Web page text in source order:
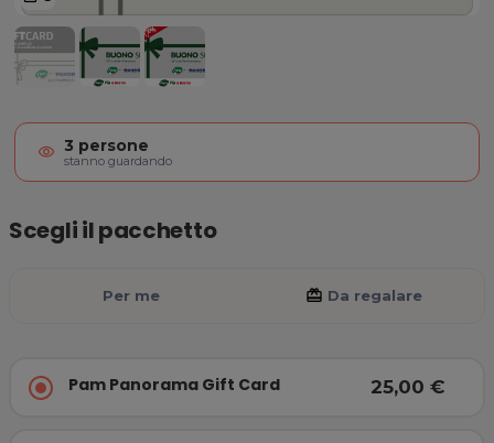
Pam Panorama Gift Card
visibility 3 persone
stanno guardando
Pam Panorama Gift Card 25,00 €
Scegli il pacchetto
Per me card_giftcard Da regalare